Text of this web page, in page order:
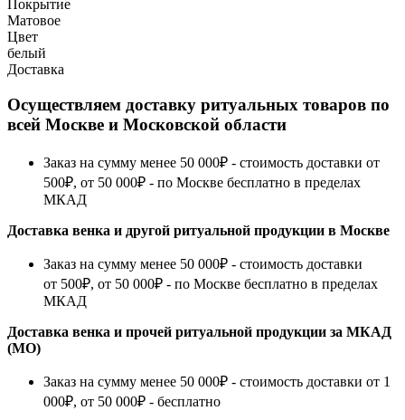
Покрытие
Матовое
Цвет
белый
Доставка
Осуществляем доставку ритуальных товаров по
всей Москве и Московской области
Заказ на сумму менее 50 000₽ - стоимость доставки от
500₽, от 50 000₽ - по Москве бесплатно в пределах
МКАД
Доставка венка и другой ритуальной продукции в Москве
Заказ на сумму менее 50 000₽ - стоимость доставки
от 500₽, от 50 000₽ - по Москве бесплатно в пределах
МКАД
Доставка венка и прочей ритуальной продукции за МКАД
(МО)
Заказ на сумму менее 50 000₽ - стоимость доставки от 1
000₽, от 50 000₽ - бесплатно